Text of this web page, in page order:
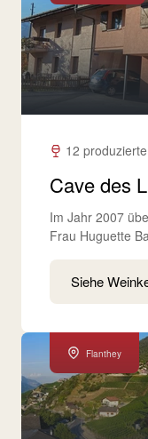
12
Cave des
Im Jahr 2007
Frau Huguette
Siehe
Flanthey